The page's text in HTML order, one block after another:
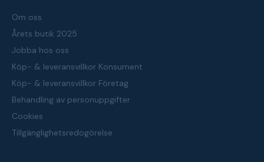
Om oss
Årets butik 2025
Jobba hos oss
Köp- & leveransvillkor Konsument
Köp- & leveransvillkor Företag
Behandling av personuppgifter
Cookies
Tillgänglighetsredogörelse